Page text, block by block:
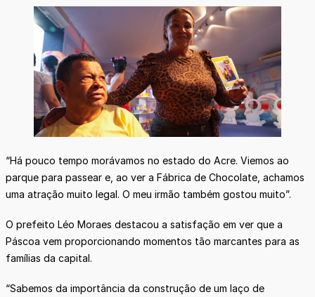
“Há pouco tempo morávamos no estado do Acre. Viemos ao
parque para passear e, ao ver a Fábrica de Chocolate, achamos
uma atração muito legal. O meu irmão também gostou muito”.
O prefeito Léo Moraes destacou a satisfação em ver que a
Páscoa vem proporcionando momentos tão marcantes para as
famílias da capital.
“Sabemos da importância da construção de um laço de